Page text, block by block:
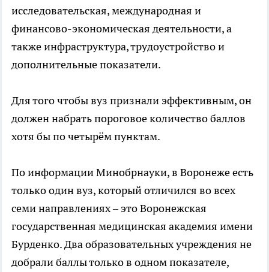
исследовательская, международная и
финансово-экономическая деятельности, а
также инфраструктура, трудоустройство и
дополнительные показатели.
Для того чтобы вуз признали эффективным, он
должен набрать пороговое количество баллов
хотя бы по четырём пунктам.
По информации Минобрнауки, в Воронеже есть
только один вуз, который отличился во всех
семи направлениях – это Воронежская
государственная медицинская академия имени
Бурденко. Два образовательных учреждения не
добрали баллы только в одном показателе,